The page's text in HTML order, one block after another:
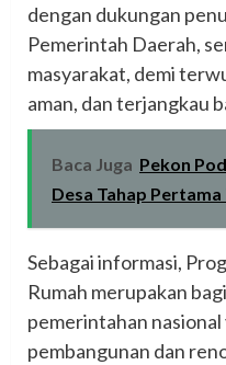
dengan dukungan
Pemerintah Daerah,
masyarakat, demi
aman, dan terjangkau
Baca Juga Pekon
Desa Tahap Pertama
Sebagai informasi,
Rumah merupakan
pemerintahan
pembangunan dan